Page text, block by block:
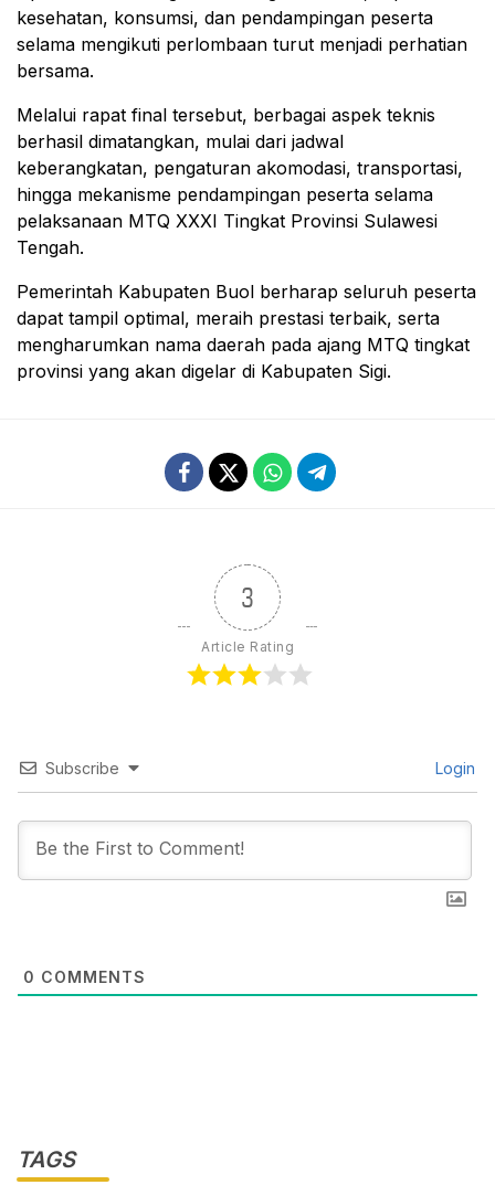
kesehatan, konsumsi, dan pendampingan peserta
selama mengikuti perlombaan turut menjadi perhatian
bersama.
Melalui rapat final tersebut, berbagai aspek teknis
berhasil dimatangkan, mulai dari jadwal
keberangkatan, pengaturan akomodasi, transportasi,
hingga mekanisme pendampingan peserta selama
pelaksanaan MTQ XXXI Tingkat Provinsi Sulawesi
Tengah.
Pemerintah Kabupaten Buol berharap seluruh peserta
dapat tampil optimal, meraih prestasi terbaik, serta
mengharumkan nama daerah pada ajang MTQ tingkat
provinsi yang akan digelar di Kabupaten Sigi.
3
Article Rating
Subscribe Login
0 COMMENTS
TAGS